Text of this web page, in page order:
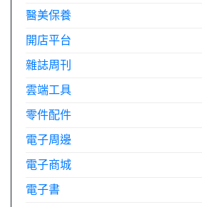
醫美保養
開店平台
雜誌周刊
雲端工具
零件配件
電子周邊
電子商城
電子書